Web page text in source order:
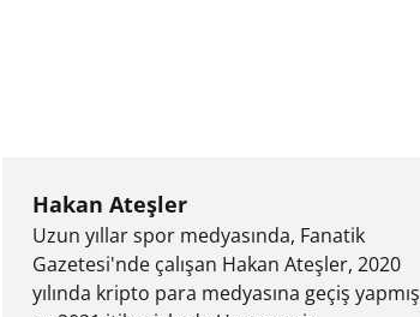
Hakan Ateşler
Uzun yıllar spor medyasında, Fanatik
Gazetesi'nde çalışan Hakan Ateşler, 2020
yılında kripto para medyasına geçiş yapmış